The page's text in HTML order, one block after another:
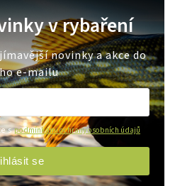
v rybaření
novinky a akce do
e-mailu
spodmínkami ochrany osobních údajů
se